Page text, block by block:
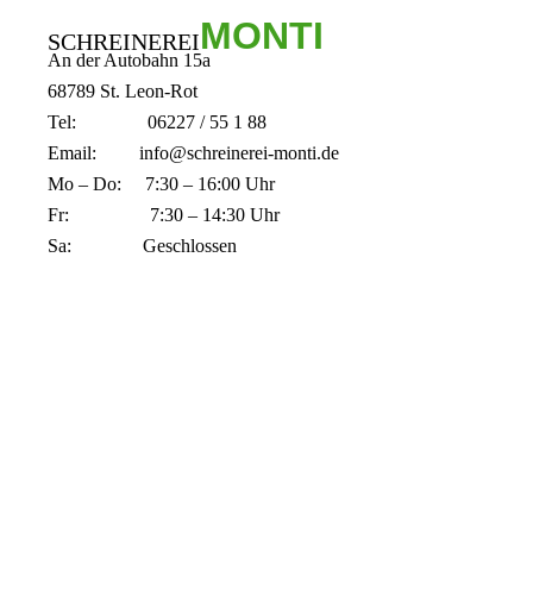
SCHREINEREIMONTI
An der Autobahn 15a
68789 St. Leon-Rot
Tel: 06227 / 55 1 88
Email: info@schreinerei-monti.de
Mo – Do: 7:30 – 16:00 Uhr
Fr: 7:30 – 14:30 Uhr
Sa: Geschlossen